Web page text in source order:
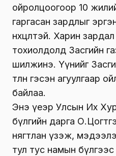
ойролцоогоор 10
гаргасан зардлыг
нөхцөлтэй. Харин зардал
тохиолдолд Засгийн
шилжинэ. Үүнийг
төлнө гэсэн агуулгаар
байлаа.
Энэ үеэр Улсын Их
бүлгийн дарга
нягтлан үзэж,
тул тус намын